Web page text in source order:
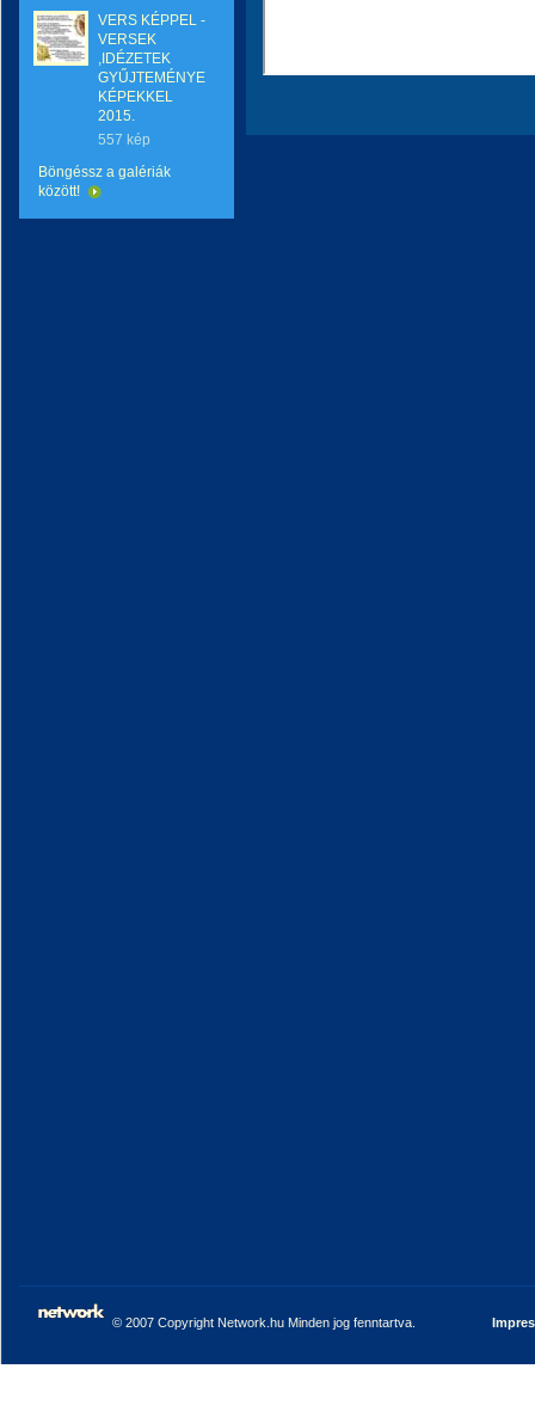
VERS KÉPPEL -
VERSEK
,IDÉZETEK
GYŰJTEMÉNYE
KÉPEKKEL
2015.
557 kép
Böngéssz a galériák
között!
© 2007 Copyright Network.hu Minden jog fenntartva.